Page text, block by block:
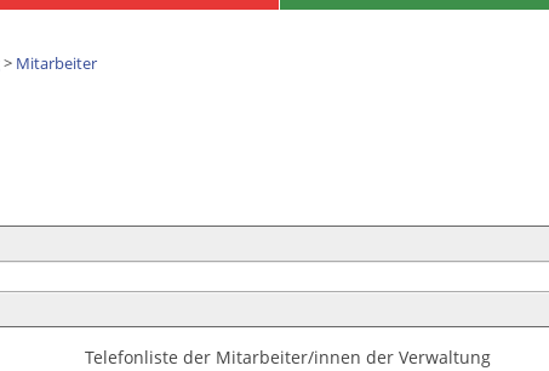
> Mitarbeiter
Telefonliste der Mitarbeiter/innen der Verwaltung